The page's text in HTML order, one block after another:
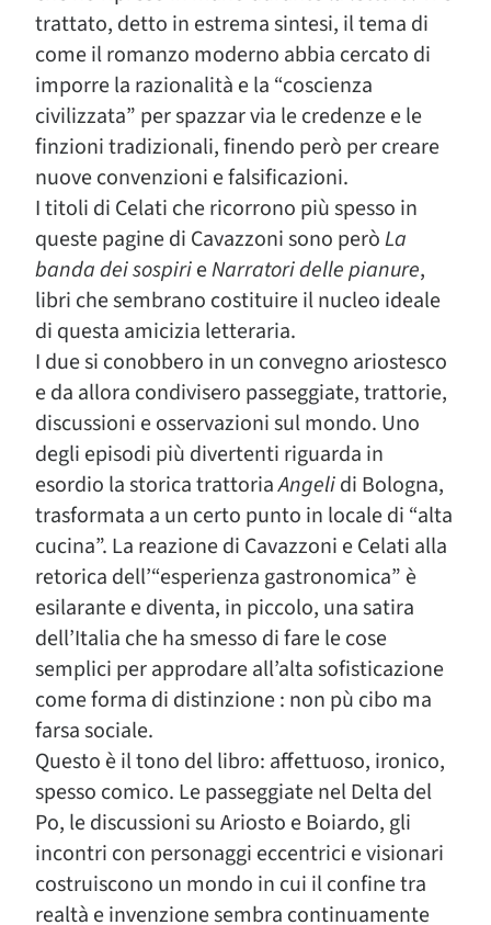
trattato, detto in estrema sintesi, il tema di
come il romanzo moderno abbia cercato di
imporre la razionalità e la “coscienza
civilizzata” per spazzar via le credenze e le
finzioni tradizionali, finendo però per creare
nuove convenzioni e falsificazioni.
I titoli di Celati che ricorrono più spesso in
queste pagine di Cavazzoni sono peròLa
banda dei sospirieNarratori delle pianure,
libri che sembrano costituire il nucleo ideale
di questa amicizia letteraria.
I due si conobbero in un convegno ariostesco
e da allora condivisero passeggiate, trattorie,
discussioni e osservazioni sul mondo. Uno
degli episodi più divertenti riguarda in
esordio la storica trattoriaAngelidi Bologna,
trasformata a un certo punto in locale di “alta
cucina”. La reazione di Cavazzoni e Celati alla
retorica dell’“esperienza gastronomica” è
esilarante e diventa, in piccolo, una satira
dell’Italia che ha smesso di fare le cose
semplici per approdare all’alta sofisticazione
come forma di distinzione : non pù cibo ma
farsa sociale.
Questo è il tono del libro: affettuoso, ironico,
spesso comico. Le passeggiate nel Delta del
Po, le discussioni su Ariosto e Boiardo, gli
incontri con personaggi eccentrici e visionari
costruiscono un mondo in cui il confine tra
realtà e invenzione sembra continuamente